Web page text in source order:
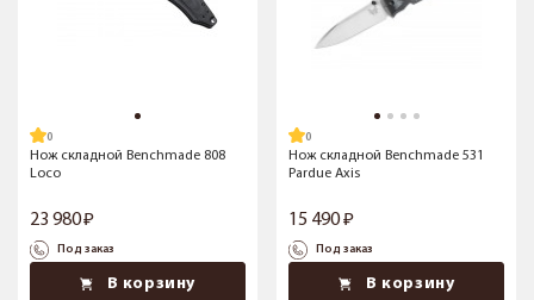
Нож складной Benchmade 808
Loco
23 980
Под заказ
В корзину
Нож складной Benchmade 531
Pardue Axis
15 490
Под заказ
В корзину